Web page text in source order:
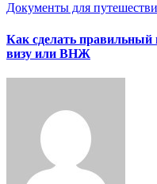
Документы для
Как сделать правильный
визу или ВНЖ